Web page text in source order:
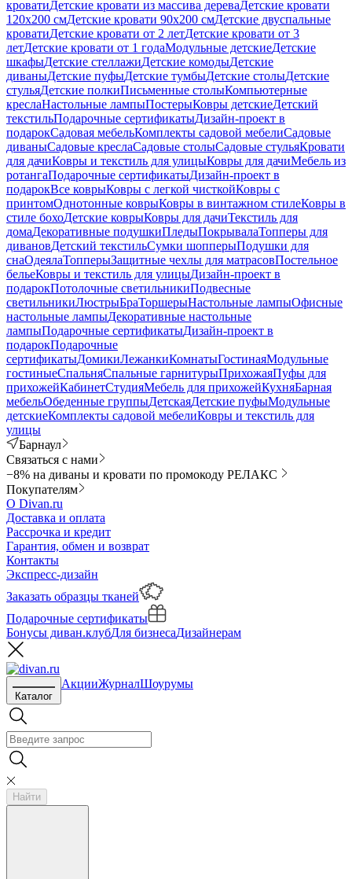
кроватиДетские кровати из массива дереваДетские кровати
120х200 смДетские кровати 90х200 смДетские двуспальные
кроватиДетские кровати от 2 летДетские кровати от 3
летДетские кровати от 1 годаМодульные детскиеДетские
шкафыДетские стеллажиДетские комодыДетские
диваныДетские пуфыДетские тумбыДетские столыДетские
стульяДетские полкиПисьменные столыКомпьютерные
креслаНастольные лампыПостерыКовры детскиеДетский
текстильПодарочные сертификатыДизайн-проект в
подарокСадовая мебельКомплекты садовой мебелиСадовые
диваныСадовые креслаСадовые столыСадовые стульяКровати
для дачиКовры и текстиль для улицыКовры для дачиМебель из
ротангаПодарочные сертификатыДизайн-проект в
подарокВсе коврыКовры с легкой чисткойКовры с
принтомОднотонные коврыКовры в винтажном стилеКовры в
стиле бохоДетские коврыКовры для дачиТекстиль для
домаДекоративные подушкиПледыПокрывалаТопперы для
дивановДетский текстильСумки шопперыПодушки для
снаОдеялаТопперыЗащитные чехлы для матрасовПостельное
бельеКовры и текстиль для улицыДизайн-проект в
подарокПотолочные светильникиПодвесные
светильникиЛюстрыБраТоршерыНастольные лампыОфисные
настольные лампыДекоративные настольные
лампыПодарочные сертификатыДизайн-проект в
подарокПодарочные
сертификатыДомикиЛежанкиКомнатыГостинаяМодульные
гостиныеСпальняСпальные гарнитурыПрихожаяПуфы для
прихожейКабинетСтудияМебель для прихожейКухняБарная
мебельОбеденные группыДетскаяДетские пуфыМодульные
детскиеКомплекты садовой мебелиКовры и текстиль для
улицы
Барнаул
Связаться с нами
−8% на диваны и кровати по промокоду РЕЛАКС
Покупателям
О Divan.ru
Доставка и оплата
Рассрочка и кредит
Гарантия, обмен и возврат
Контакты
Экспресс-дизайн
Заказать образцы тканей
Подарочные сертификаты
Бонусы диван.клубДля бизнесаДизайнерам
Каталог
АкцииЖурналШоурумы
Найти